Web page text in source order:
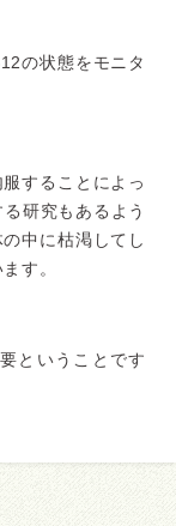
の状態をモニタ
することによっ
研究もあるよう
中に枯渇してし
す。
ということです